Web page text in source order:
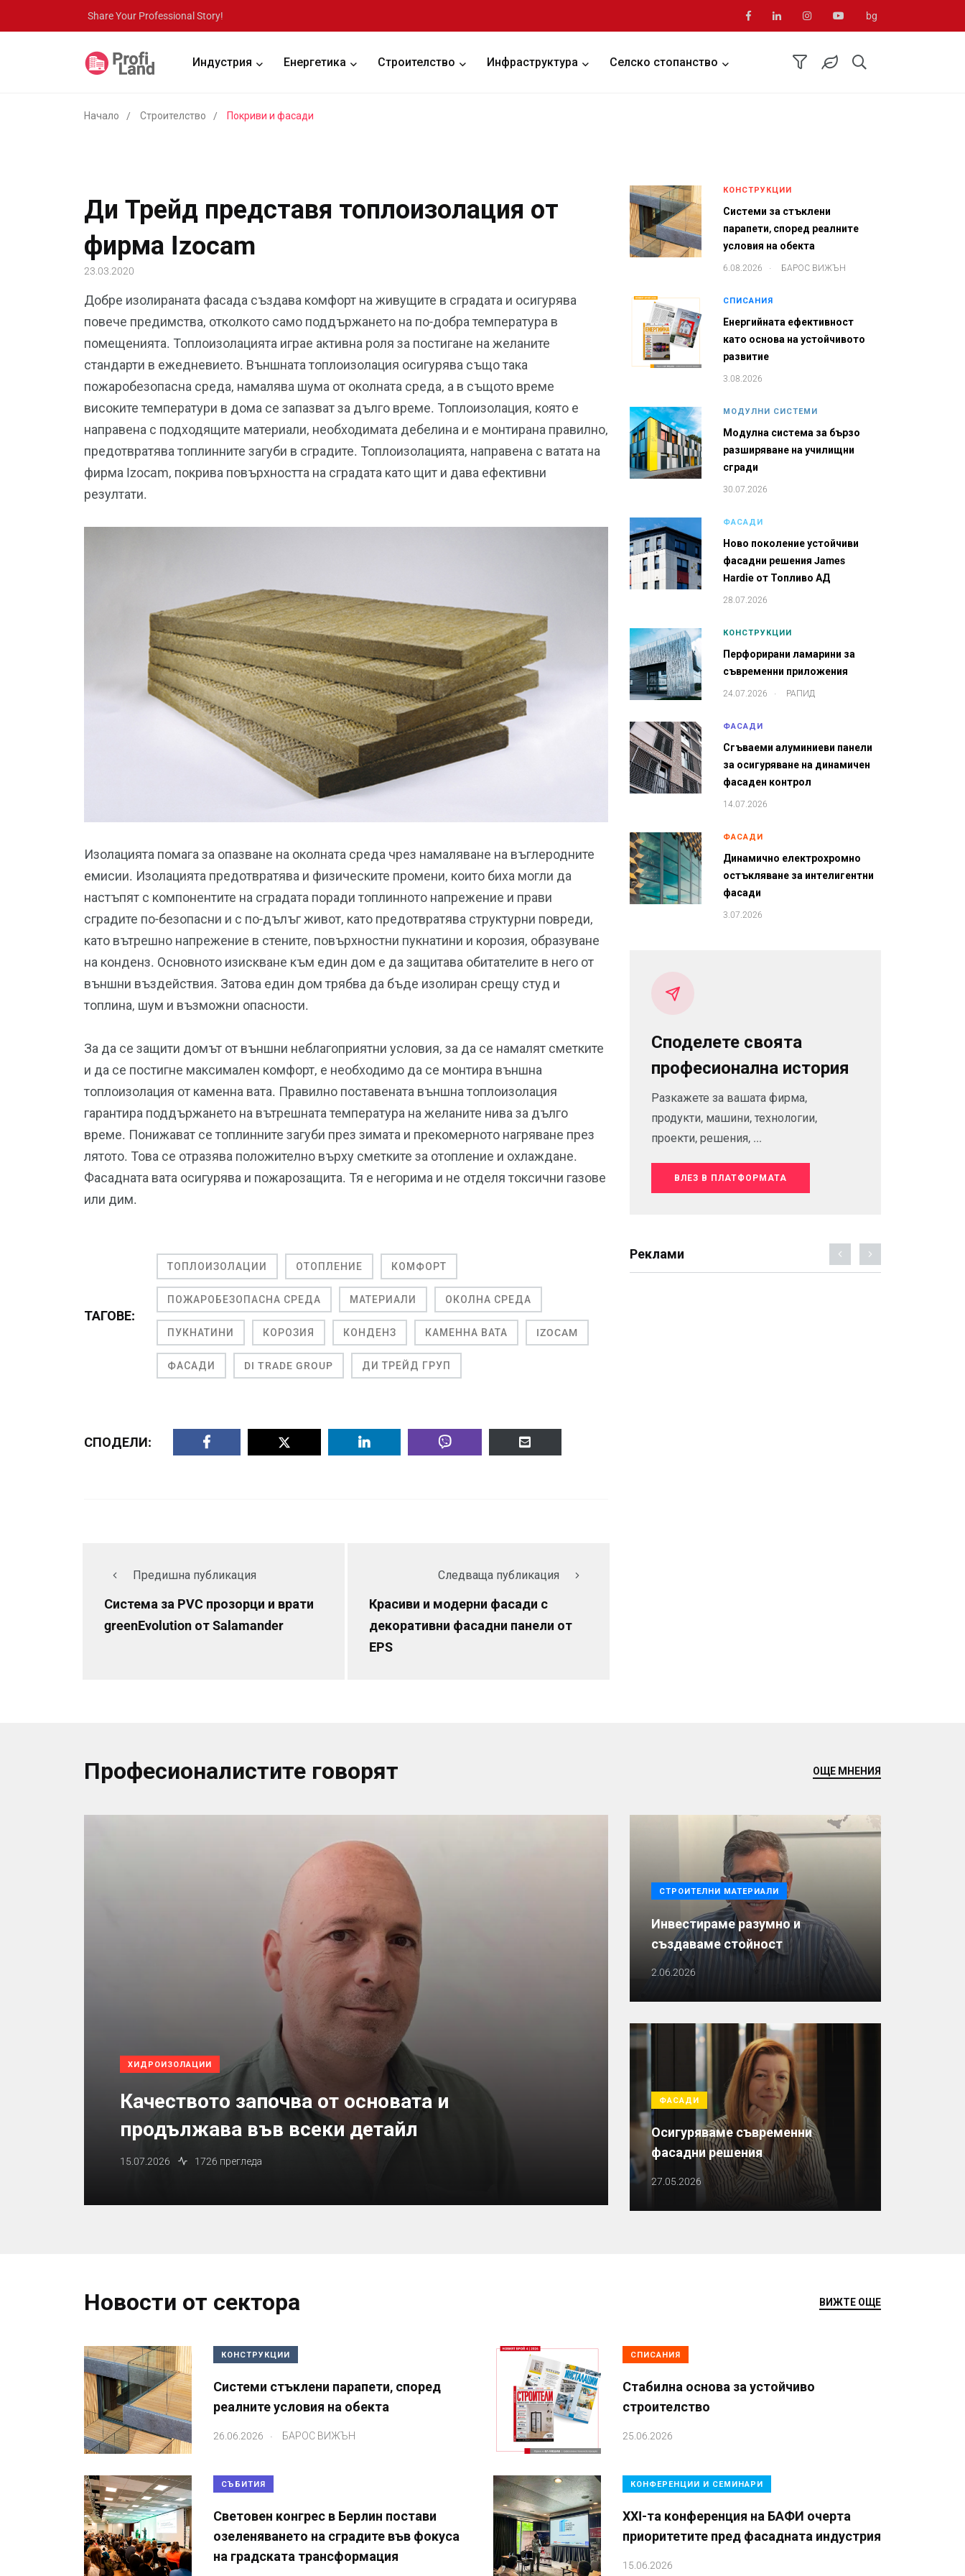
Share Your Professional Story! bg
Индустрия Енергетика Строителство Инфраструктура Селско стопанство
Начало Строителство Покриви и фасади
Ди Трейд представя топлоизолация от
фирма Izocam
23.03.2020
Добре изолираната фасада създава комфорт на живущите в сградата и осигурява
повече предимства, отколкото само поддържането на по-добра температура в
помещенията. Топлоизолацията играе активна роля за постигане на желаните
стандарти в ежедневието. Външната топлоизолация осигурява също така
пожаробезопасна среда, намалява шума от околната среда, а в същото време
високите температури в дома се запазват за дълго време. Топлоизолация, която е
направена с подходящите материали, необходимата дебелина и е монтирана правилно,
предотвратява топлинните загуби в сградите. Топлоизолацията, направена с ватата на
фирма Izocam, покрива повърхността на сградата като щит и дава ефективни
резултати.
Изолацията помага за опазване на околната среда чрез намаляване на въглеродните
емисии. Изолацията предотвратява и физическите промени, които биха могли да
настъпят с компонентите на сградата поради топлинното напрежение и прави
сградите по-безопасни и с по-дълъг живот, като предотвратява структурни повреди,
като вътрешно напрежение в стените, повърхностни пукнатини и корозия, образуване
на конденз. Основното изискване към един дом е да защитава обитателите в него от
външни въздействия. Затова един дом трябва да бъде изолиран срещу студ и
топлина, шум и възможни опасности.
За да се защити домът от външни неблагоприятни условия, за да се намалят сметките
и да се постигне максимален комфорт, е необходимо да се монтира външна
топлоизолация от каменна вата. Правилно поставената външна топлоизолация
гарантира поддържането на вътрешната температура на желаните нива за дълго
време. Понижават се топ­линните загуби през зимата и прекомерното нагряване през
лятото. Това се отразява положително върху сметките за отопление и охлаждане.
Фасадната вата осигурява и пожарозащита. Тя е негорима и не отделя токсични газове
или дим.
ТАГОВЕ:
ТОПЛОИЗОЛАЦИИ ОТОПЛЕНИЕ КОМФОРТ
ПОЖАРОБЕЗОПАСНА СРЕДА МАТЕРИАЛИ ОКОЛНА СРЕДА
ПУКНАТИНИ КОРОЗИЯ КОНДЕНЗ КАМЕННА ВАТА IZOCAM
ФАСАДИ DI TRADE GROUP ДИ ТРЕЙД ГРУП
СПОДЕЛИ:
Предишна публикация
Система за PVC прозорци и врати
greenEvolution от Salamander
Следваща публикация
Красиви и модерни фасади с
декоративни фасадни панели от
EPS
КОНСТРУКЦИИ
Системи за стъклени
парапети, според реалните
условия на обекта
6.08.2026 . БАРОС ВИЖЪН
СПИСАНИЯ
Енергийната ефективност
като основа на устойчивото
развитие
3.08.2026
МОДУЛНИ СИСТЕМИ
Модулна система за бързо
разширяване на училищни
сгради
30.07.2026
ФАСАДИ
Ново поколение устойчиви
фасадни решения James
Hardie от Топливо АД
28.07.2026
КОНСТРУКЦИИ
Перфорирани ламарини за
съвременни приложения
24.07.2026 . РАПИД
ФАСАДИ
Сгъваеми алуминиеви панели
за осигуряване на динамичен
фасаден контрол
14.07.2026
ФАСАДИ
Динамично електрохромно
остъкляване за интелигентни
фасади
3.07.2026
Споделете своята
професионална история
Разкажете за вашата фирма,
продукти, машини, технологии,
проекти, решения, ...
ВЛЕЗ В ПЛАТФОРМАТА
Реклами
Професионалистите говорят ОЩЕ МНЕНИЯ
ХИДРОИЗОЛАЦИИ
Качеството започва от основата и
продължава във всеки детайл
15.07.2026 1726 прегледа
СТРОИТЕЛНИ МАТЕРИАЛИ
Инвестираме разумно и
създаваме стойност
2.06.2026
ФАСАДИ
Осигуряваме съвременни
фасадни решения
27.05.2026
Новости от сектора ВИЖТЕ ОЩЕ
КОНСТРУКЦИИ
Системи стъклени парапети, според
реалните условия на обекта
26.06.2026 БАРОС ВИЖЪН
СПИСАНИЯ
Стабилна основа за устойчиво
строителство
25.06.2026
СЪБИТИЯ
Световен конгрес в Берлин постави
озеленяването на сградите във фокуса
на градската трансформация
КОНФЕРЕНЦИИ И СЕМИНАРИ
XXI-та конференция на БАФИ очерта
приоритетите пред фасадната индустрия
15.06.2026